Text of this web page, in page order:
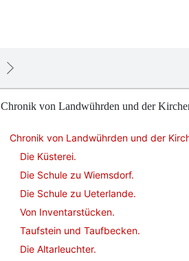
Chronik von Landwührden und der
Chronik von Landwührden und der
Die Küsterei.
Die Schule zu Wiemsdorf.
Die Schule zu Ueterlande.
Von Inventarstücken.
Taufstein und Taufbecken.
Die Altarleuchter.